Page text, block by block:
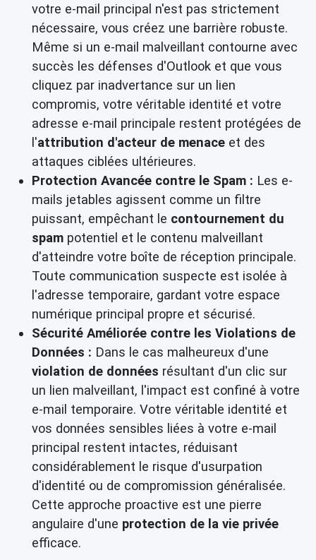
votre e-mail principal n'est pas strictement
nécessaire, vous créez une barrière robuste.
Même si un e-mail malveillant contourne avec
succès les défenses d'Outlook et que vous
cliquez par inadvertance sur un lien
compromis, votre véritable identité et votre
adresse e-mail principale restent protégées de
l'attribution d'acteur de menace et des
attaques ciblées ultérieures.
Protection Avancée contre le Spam : Les e-
mails jetables agissent comme un filtre
puissant, empêchant le contournement du
spam potentiel et le contenu malveillant
d'atteindre votre boîte de réception principale.
Toute communication suspecte est isolée à
l'adresse temporaire, gardant votre espace
numérique principal propre et sécurisé.
Sécurité Améliorée contre les Violations de
Données : Dans le cas malheureux d'une
violation de données résultant d'un clic sur
un lien malveillant, l'impact est confiné à votre
e-mail temporaire. Votre véritable identité et
vos données sensibles liées à votre e-mail
principal restent intactes, réduisant
considérablement le risque d'usurpation
d'identité ou de compromission généralisée.
Cette approche proactive est une pierre
angulaire d'une protection de la vie privée
efficace.